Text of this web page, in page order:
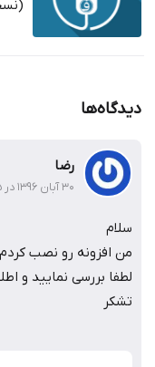
(نسخه2)
رضا
۳۰ آبان ۱۳۹۶ در ۱۱:۰۵
رو نصب کردم ولی
بررسی نمایید و اطلاع